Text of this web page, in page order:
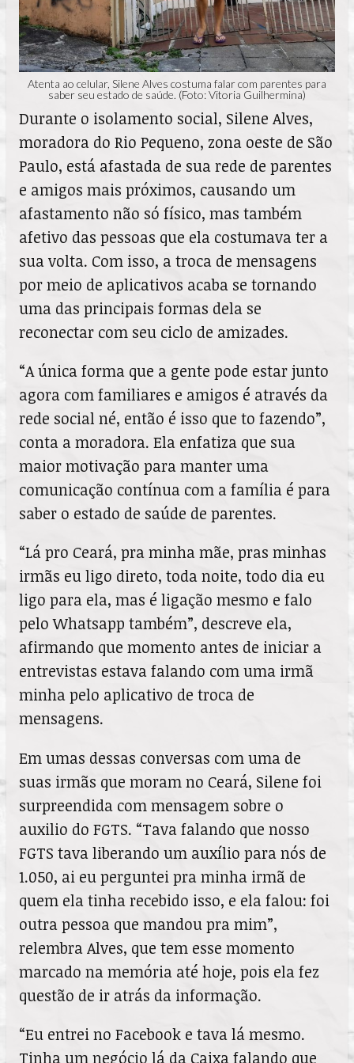
Atenta ao celular, Silene Alves costuma falar com parentes para
saber seu estado de saúde. (Foto: Vitoria Guilhermina)
Durante o isolamento social, Silene Alves,
moradora do Rio Pequeno, zona oeste de São
Paulo, está afastada de sua rede de parentes
e amigos mais próximos, causando um
afastamento não só físico, mas também
afetivo das pessoas que ela costumava ter a
sua volta. Com isso, a troca de mensagens
por meio de aplicativos acaba se tornando
uma das principais formas dela se
reconectar com seu ciclo de amizades.
“A única forma que a gente pode estar junto
agora com familiares e amigos é através da
rede social né, então é isso que to fazendo”,
conta a moradora. Ela enfatiza que sua
maior motivação para manter uma
comunicação contínua com a família é para
saber o estado de saúde de parentes.
“Lá pro Ceará, pra minha mãe, pras minhas
irmãs eu ligo direto, toda noite, todo dia eu
ligo para ela, mas é ligação mesmo e falo
pelo Whatsapp também”, descreve ela,
afirmando que momento antes de iniciar a
entrevistas estava falando com uma irmã
minha pelo aplicativo de troca de
mensagens.
Em umas dessas conversas com uma de
suas irmãs que moram no Ceará, Silene foi
surpreendida com mensagem sobre o
auxilio do FGTS. “Tava falando que nosso
FGTS tava liberando um auxílio para nós de
1.050, ai eu perguntei pra minha irmã de
quem ela tinha recebido isso, e ela falou: foi
outra pessoa que mandou pra mim”,
relembra Alves, que tem esse momento
marcado na memória até hoje, pois ela fez
questão de ir atrás da informação.
“Eu entrei no Facebook e tava lá mesmo.
Tinha um negócio lá da Caixa falando que